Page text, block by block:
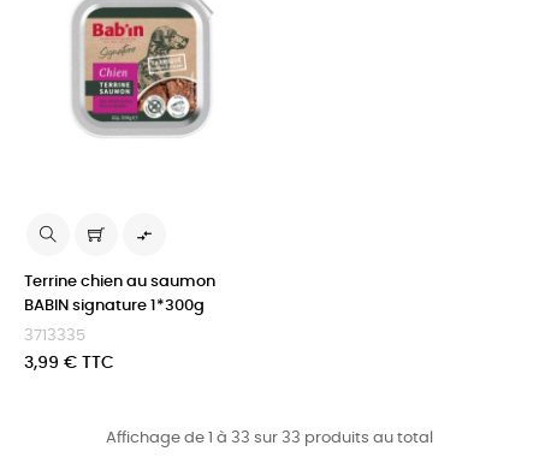

Terrine chien au saumon
BABIN signature 1*300g
3713335
Prix
3,99 € TTC
Affichage de 1 à 33 sur 33 produits au total